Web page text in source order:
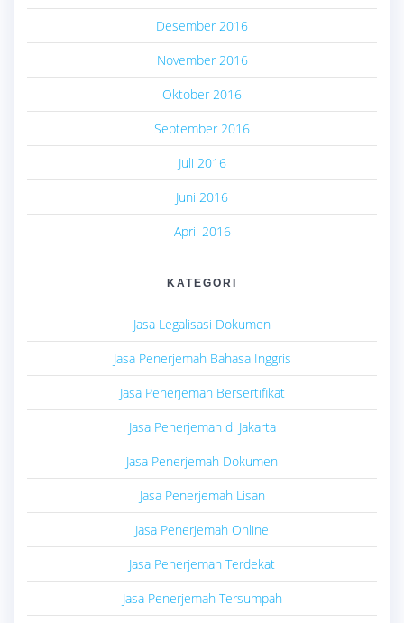
Desember 2016
November 2016
Oktober 2016
September 2016
Juli 2016
Juni 2016
April 2016
KATEGORI
Jasa Legalisasi Dokumen
Jasa Penerjemah Bahasa Inggris
Jasa Penerjemah Bersertifikat
Jasa Penerjemah di Jakarta
Jasa Penerjemah Dokumen
Jasa Penerjemah Lisan
Jasa Penerjemah Online
Jasa Penerjemah Terdekat
Jasa Penerjemah Tersumpah